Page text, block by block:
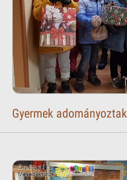
Gyermek adományoztak